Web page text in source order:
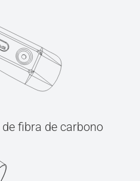
fibra de carbono